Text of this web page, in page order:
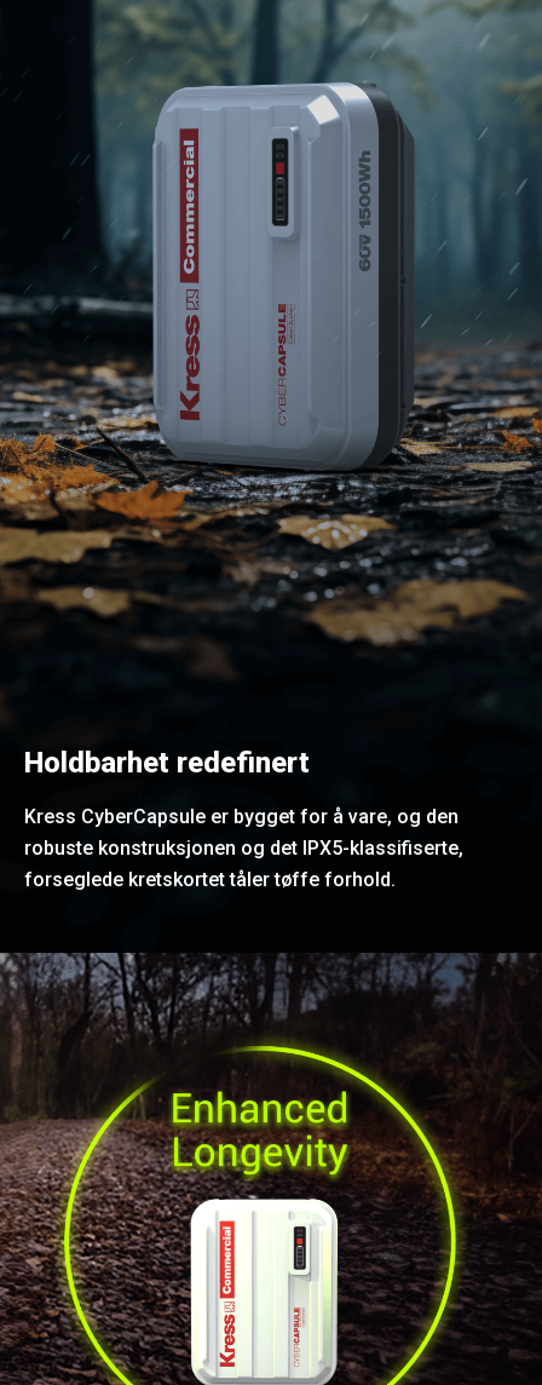
Holdbarhet redefinert
Kress CyberCapsule er bygget for å vare, og den
robuste konstruksjonen og det IPX5-klassifiserte,
forseglede kretskortet tåler tøffe forhold.